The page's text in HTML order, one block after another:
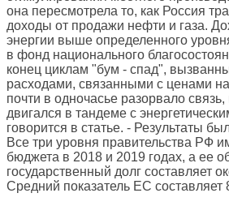
она пересмотрела то, как Россия
доходы от продажи нефти и газа.
энергии выше определенного
в фонд национального
конец циклам "бум - спад",
расходами, связанными с ценами
почти в одночасье разорвало связь,
двигался в тандеме с
говорится в статье. - Результаты
Все три уровня правительства РФ
бюджета в 2018 и 2019 годах, а ее
государственный долг составляет
Средний показатель ЕС составляет